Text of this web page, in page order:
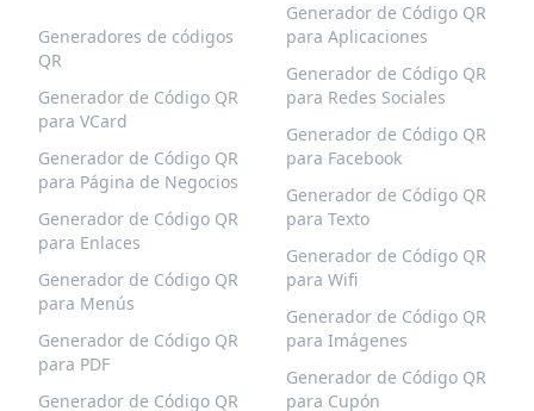
Generadores de códigos
QR
Generador de Código QR
para VCard
Generador de Código QR
para Página de Negocios
Generador de Código QR
para Enlaces
Generador de Código QR
para Menús
Generador de Código QR
para PDF
Generador de Código QR
Generador de Código QR
para Aplicaciones
Generador de Código QR
para Redes Sociales
Generador de Código QR
para Facebook
Generador de Código QR
para Texto
Generador de Código QR
para Wifi
Generador de Código QR
para Imágenes
Generador de Código QR
para Cupón